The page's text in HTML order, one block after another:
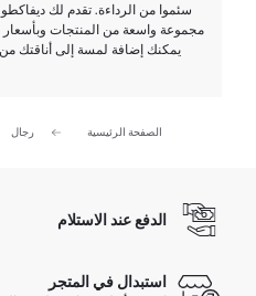
سئموا من الرداءة. تقدم لك
مجموعة واسعة من المنتجات
يمكنك إضافة لمسة إلى أناقتك من
الصفحة الرئيسية رجال
الدفع عند الاستلام
استبدال في المتجر